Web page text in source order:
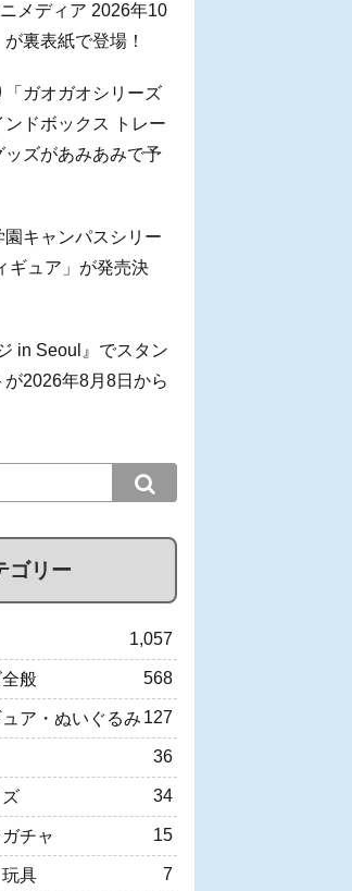
メディア 2026年10
裏表紙で登場！
「ガオガオシリーズ
ドボックス トレー
ズがあみあみで予
園キャンパスシリー
ギュア」が発売決
in Seoul』でスタン
2026年8月8日から
ゴリー
1,057
般 568
ア・ぬいぐるみ 127
36
34
チャ 15
具 7